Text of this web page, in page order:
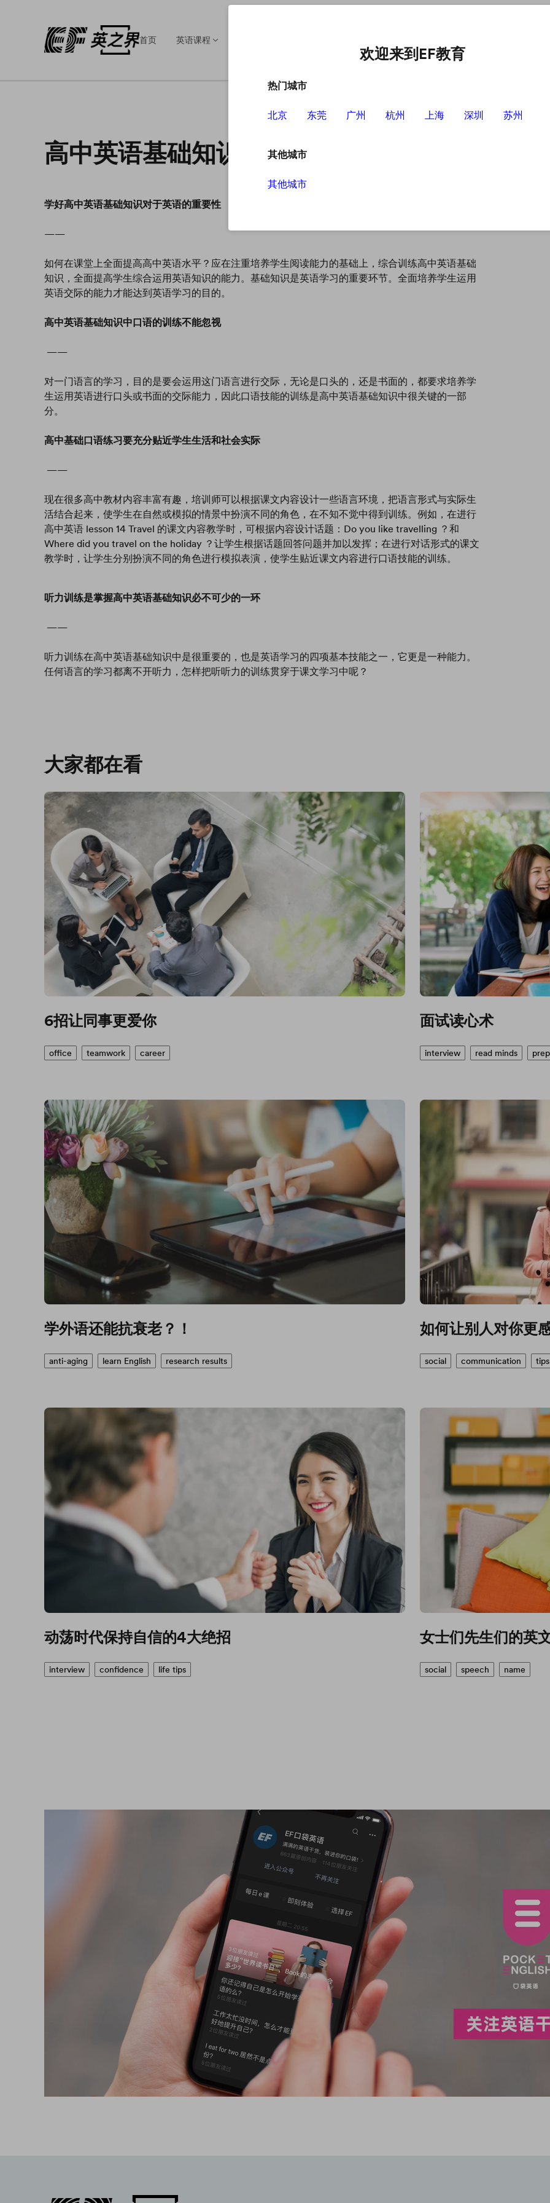
首页 英语课程
高中英语基础知识
学好高中英语基础知识对于英语的重要性
——
如何在课堂上全面提高高中英语水平？应在注重培养学生阅读能力的基础上，综合训练高中英语基础
知识，全面提高学生综合运用英语知识的能力。基础知识是英语学习的重要环节。全面培养学生运用
英语交际的能力才能达到英语学习的目的。
高中英语基础知识中口语的训练不能忽视
——
对一门语言的学习，目的是要会运用这门语言进行交际，无论是口头的，还是书面的，都要求培养学
生运用英语进行口头或书面的交际能力，因此口语技能的训练是高中英语基础知识中很关键的一部
分。
高中基础口语练习要充分贴近学生生活和社会实际
——
现在很多高中教材内容丰富有趣，培训师可以根据课文内容设计一些语言环境，把语言形式与实际生
活结合起来，使学生在自然或模拟的情景中扮演不同的角色，在不知不觉中得到训练。例如，在进行
高中英语 lesson 14 Travel 的课文内容教学时，可根据内容设计话题：Do you like travelling ？和
Where did you travel on the holiday ？让学生根据话题回答问题并加以发挥；在进行对话形式的课文
教学时，让学生分别扮演不同的角色进行模拟表演，使学生贴近课文内容进行口语技能的训练。
听力训练是掌握高中英语基础知识必不可少的一环
——
听力训练在高中英语基础知识中是很重要的，也是英语学习的四项基本技能之一，它更是一种能力。
任何语言的学习都离不开听力，怎样把听听力的训练贯穿于课文学习中呢？
大家都在看
6招让同事更爱你
office teamwork career
面试读心术
interview read minds
学外语还能抗衰老？！
anti-aging learn English research results
如何让别人对你更
social communication tips
动荡时代保持自信的4大绝招
interview confidence life tips
女士们先生们的英
social speech name
欢迎来到EF教育
热门城市
北京 东莞 广州 杭州 上海 深圳 苏州
其他城市
其他城市